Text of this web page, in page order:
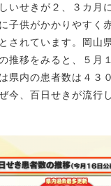
いせきが２、３カ月
子供がかかりやすく
されています。岡山
推移をみると、５月
県内の患者数は４３
今、百日せきが流行